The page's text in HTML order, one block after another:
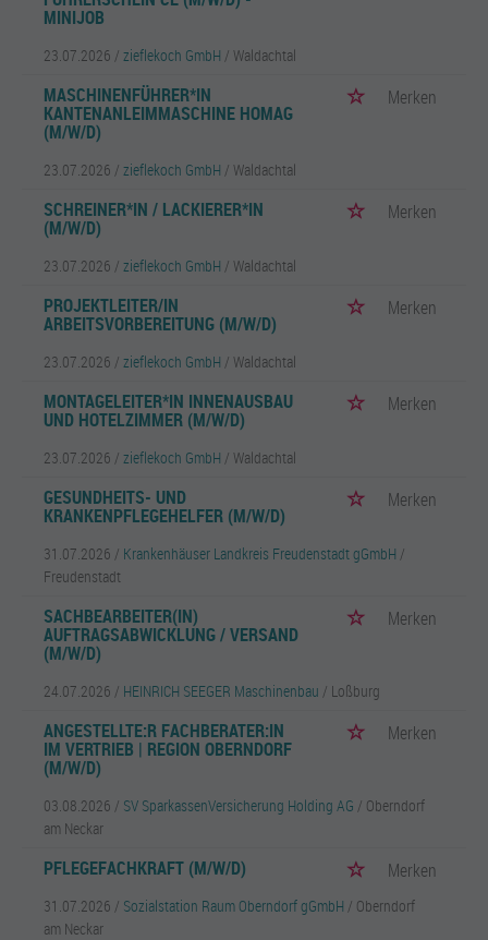
MINIJOB
23.07.2026 / zieflekoch GmbH / Waldachtal
MASCHINENFÜHRER*IN
KANTENANLEIMMASCHINE HOMAG
(M/W/D)
Merken
23.07.2026 / zieflekoch GmbH / Waldachtal
SCHREINER*IN / LACKIERER*IN
(M/W/D)
Merken
23.07.2026 / zieflekoch GmbH / Waldachtal
PROJEKTLEITER/IN
ARBEITSVORBEREITUNG (M/W/D)
Merken
23.07.2026 / zieflekoch GmbH / Waldachtal
MONTAGELEITER*IN INNENAUSBAU
UND HOTELZIMMER (M/W/D)
Merken
23.07.2026 / zieflekoch GmbH / Waldachtal
GESUNDHEITS- UND
KRANKENPFLEGEHELFER (M/W/D)
Merken
31.07.2026 / Krankenhäuser Landkreis Freudenstadt gGmbH /
Freudenstadt
SACHBEARBEITER(IN)
AUFTRAGSABWICKLUNG / VERSAND
(M/W/D)
Merken
24.07.2026 / HEINRICH SEEGER Maschinenbau / Loßburg
ANGESTELLTE:R FACHBERATER:IN
IM VERTRIEB | REGION OBERNDORF
(M/W/D)
Merken
03.08.2026 / SV SparkassenVersicherung Holding AG / Oberndorf
am Neckar
PFLEGEFACHKRAFT (M/W/D) Merken
31.07.2026 / Sozialstation Raum Oberndorf gGmbH / Oberndorf
am Neckar